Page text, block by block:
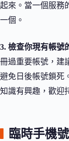
起來。當一個服務
一個。
3. 檢查你現有帳號
冊過重要帳號，建
避免日後帳號鎖死
知識有興趣，歡迎
臨時手機